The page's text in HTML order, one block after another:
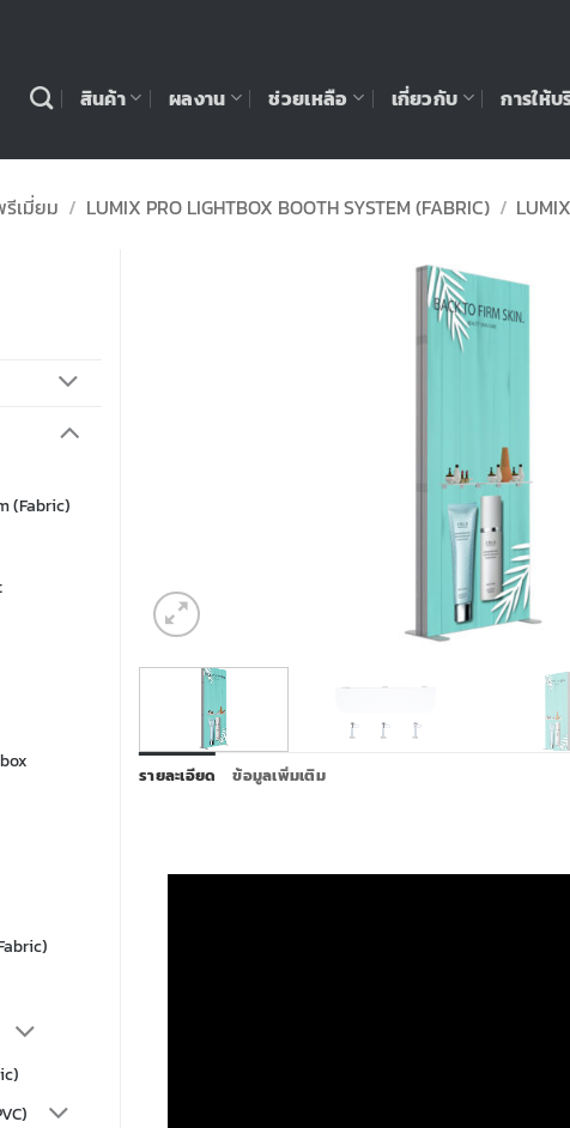
สินค้า ผลงาน ช่วยเหลือ เกี่ยวกับ การให้บ
เมี่ยม / LUMIX PRO LIGHTBOX BOOTH SYSTEM (FABRIC) /
(Fabric)
รายละเอียด ข้อมูลเพิ่มเติม